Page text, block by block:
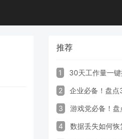
推荐
1 30天工作量一键
2 企业必备！盘
3 游戏党必备！
4 数据丢失如何恢